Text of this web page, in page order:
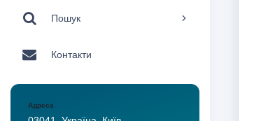
Пошук
Контакти
Адреса